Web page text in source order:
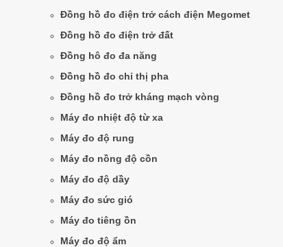
Đồng hồ đo điện trở cách điện Megomet
Đồng hồ đo điện trở đất
Đồng hô đo đa năng
Đồng hồ đo chỉ thị pha
Đồng hồ đo trở kháng mạch vòng
Máy đo nhiệt độ từ xa
Máy đo độ rung
Máy đo nồng độ cồn
Máy đo độ dầy
Máy đo sức gió
Máy đo tiêng ồn
Máy đo độ ẩm